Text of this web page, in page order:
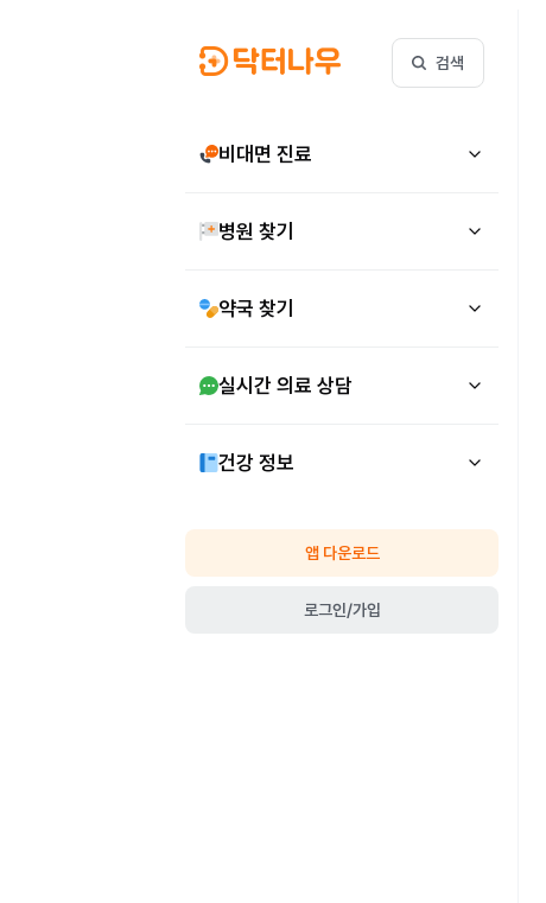
검색
비대면 진료
병원 찾기
약국 찾기
실시간 의료 상담
건강 정보
앱 다운로드
로그인/가입